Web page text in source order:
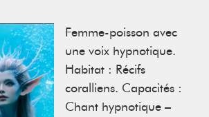
Femme-poisson avec
une voix hypnotique.
Habitat : Récifs
coralliens. Capacités :
Chant hypnotique –